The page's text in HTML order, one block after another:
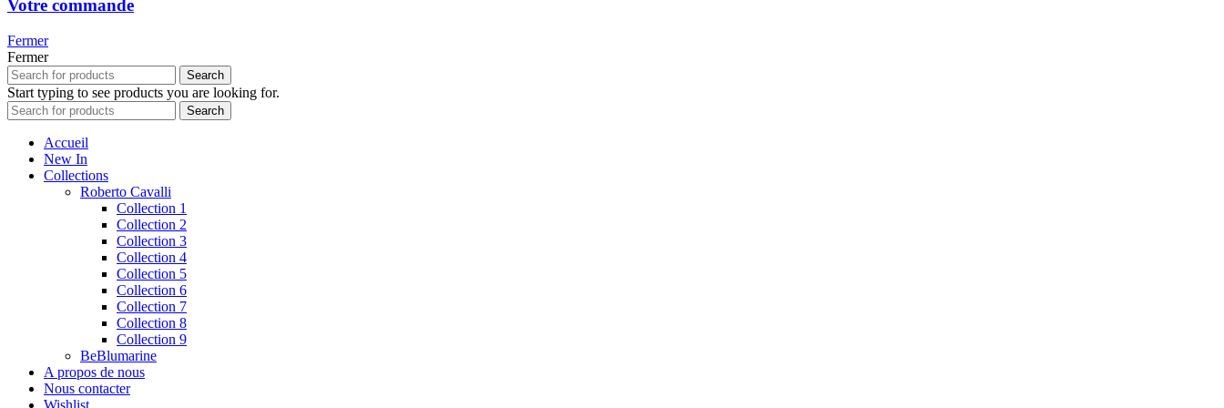
Votre commande
Fermer
Fermer
Search
Start typing to see products you are looking for.
Search
Accueil
New In
Collections
Roberto Cavalli
Collection 1
Collection 2
Collection 3
Collection 4
Collection 5
Collection 6
Collection 7
Collection 8
Collection 9
BeBlumarine
A propos de nous
Nous contacter
Wishlist